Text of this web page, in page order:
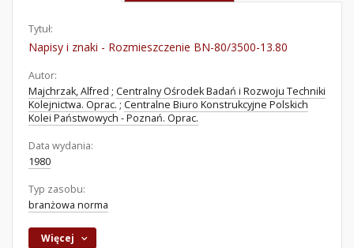
Tytuł:
Napisy i znaki - Rozmieszczenie BN-80/3500-13.80
Autor:
Majchrzak, Alfred ; Centralny Ośrodek Badań i Rozwoju Techniki
Kolejnictwa. Oprac. ; Centralne Biuro Konstrukcyjne Polskich
Kolei Państwowych - Poznań. Oprac.
Data wydania:
1980
Typ zasobu:
branżowa norma
Więcej